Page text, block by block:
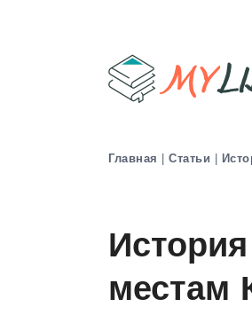
Главная | Статьи |
местам